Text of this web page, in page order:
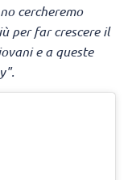
cercheremo
per far crescere il
e a queste